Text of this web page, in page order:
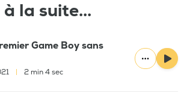
la suite...
Game Boy sans
2 min 4 sec